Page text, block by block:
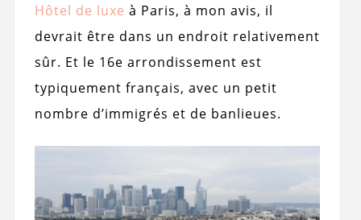
Hôtel de luxe à Paris, à mon avis, il
devrait être dans un endroit relativement
sûr. Et le 16e arrondissement est
typiquement français, avec un petit
nombre d’immigrés et de banlieues.